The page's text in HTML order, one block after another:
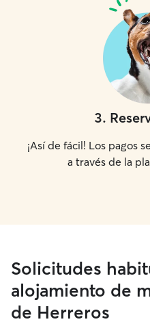
3.
¡Así de fácil! Los pagos
a través de la
Solicitudes
alojamiento de
de Herreros